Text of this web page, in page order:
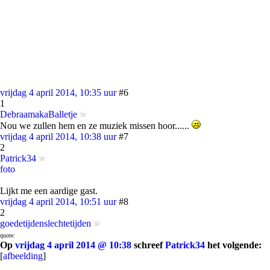
vrijdag 4 april 2014, 10:35 uur #6
1
DebraamakaBalletje
Nou we zullen hem en ze muziek missen hoor......
vrijdag 4 april 2014, 10:38 uur #7
2
Patrick34
foto
Lijkt me een aardige gast.
vrijdag 4 april 2014, 10:51 uur #8
2
goedetijdenslechtetijden
quote:
Op vrijdag 4 april 2014 @ 10:38 schreefPatrick34 het volgende:
[afbeelding]